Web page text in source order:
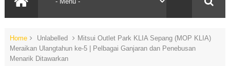
Home Unlabelled
Mitsui Outlet Park KLIA Sepang (MOP KLIA)
Meraikan Ulangtahun ke-5 | Pelbagai Ganjaran dan Penebusan
Menarik Ditawarkan